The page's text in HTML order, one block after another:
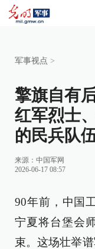
军事视点 >
擎旗自有
红军烈士
的民兵队
来源： 中国军网
2026-06-17 08:57
90年前，中国
宁夏将台堡会
束。这场壮举